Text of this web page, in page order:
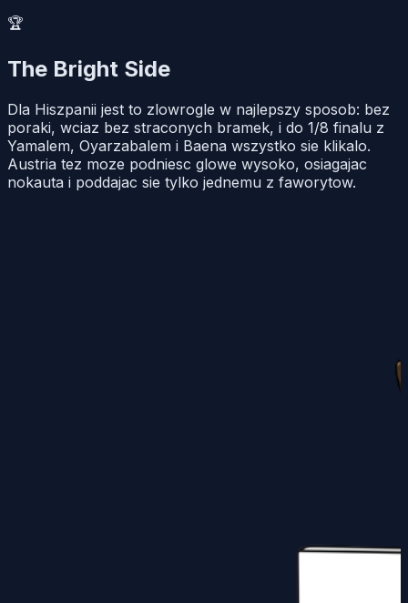
🏆
The Bright Side
Dla Hiszpanii jest to zlowrogle w najlepszy sposob: bez
poraki, wciaz bez straconych bramek, i do 1/8 finalu z
Yamalem, Oyarzabalem i Baena wszystko sie klikalo.
Austria tez moze podniesc glowe wysoko, osiagajac
nokauta i poddajac sie tylko jednemu z faworytow.